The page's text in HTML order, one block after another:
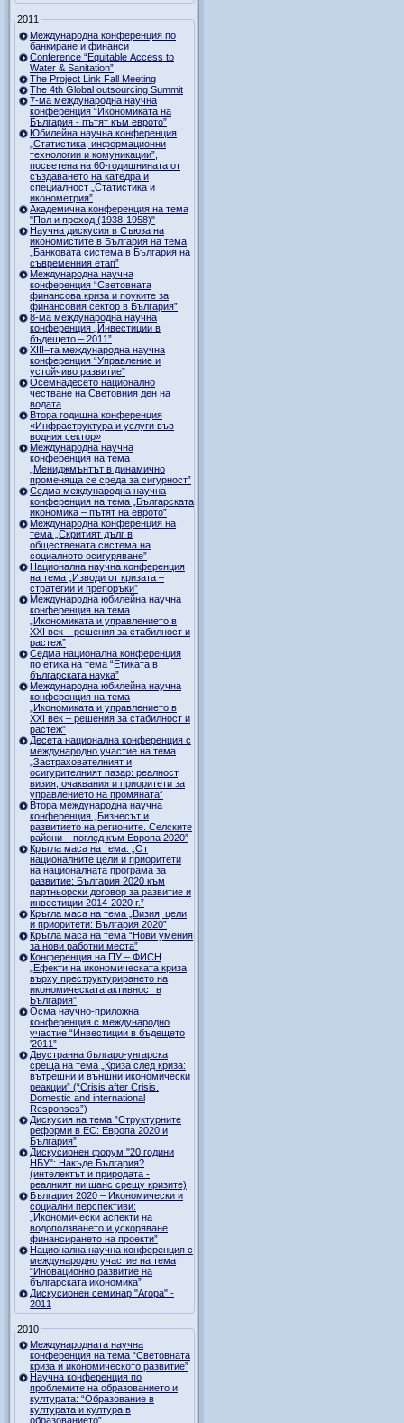
2011
Международна конференция по
банкиране и финанси
Conference “Equitable Access to
Water & Sanitation”
The Project Link Fall Meeting
The 4th Global outsourcing Summit
7-ма международна научна
конференция “Икономиката на
България - пътят към еврото”
Юбилейна научна конференция
„Статистика, информационни
технологии и комуникации”,
посветена на 60-годишнината от
създаването на катедра и
специалност „Статистика и
иконометрия”
Академична конференция на тема
"Пол и преход (1938-1958)"
Научна дискусия в Съюза на
икономистите в България на тема
„Банковата система в България на
съвременния етап”
Международна научна
конференция “Световната
финансова криза и поуките за
финансовия сектор в България”
8-ма международна научна
конференция „Инвестиции в
бъдещето – 2011”
ХІІІ–та международна научна
конференция “Управление и
устойчиво развитие”
Осемнадесето национално
честване на Световния ден на
водата
Втора годишна конференция
«Инфраструктура и услуги във
водния сектор»
Международна научна
конференция на тема
„Мениджмънтът в динамично
променяща се среда за сигурност”
Седма международна научна
конференция на тема „Българската
икономика – пътят на еврото”
Международна конференция на
тема „Скритият дълг в
обществената система на
социалното осигуряване”
Национална научна конференция
на тема „Изводи от кризата –
стратегии и препоръки”
Международна юбилейна научна
конференция на тема
„Икономиката и управлението в
ХХI век – решения за стабилност и
растеж”
Седма национална конференция
по етика на тема “Етиката в
българската наука”
Международна юбилейна научна
конференция на тема
„Икономиката и управлението в
ХХI век – решения за стабилност и
растеж”
Десета национална конференция с
международно участие на тема
„Застрахователният и
осигурителният пазар: реалност,
визия, очаквания и приоритети за
управлението на промяната”
Втора международна научна
конференция „Бизнесът и
развитието на регионите. Селските
райони – поглед към Европа 2020”
Кръгла маса на тема: „От
националните цели и приоритети
на националната програма за
развитие: България 2020 към
партньорски договор за развитие и
инвестиции 2014-2020 г.”
Кръгла маса на тема „Визия, цели
и приоритети: България 2020”
Кръгла маса на тема “Нови умения
за нови работни места”
Конференция на ПУ – ФИСН
„Ефекти на икономическата криза
върху преструктурирането на
икономическата активност в
България”
Осма научно-приложна
конференция с международно
участие “Инвестиции в бъдещето
'2011”
Двустранна българо-унгарска
среща на тема „Криза след криза:
вътрешни и външни икономически
реакции” (“Crisis after Crisis.
Domestic and international
Responses”)
Дискусия на тема ”Структурните
реформи в ЕС: Европа 2020 и
България”
Дискусионен форум "20 години
НБУ": Накъде България?
(интелектът и природата -
реалният ни шанс срещу кризите)
България 2020 – Икономически и
социални перспективи:
„Икономически аспекти на
водоползването и ускоряване
финансирането на проекти”
Национална научна конференция с
международно участие на тема
“Иновационно развитие на
българската икономика”
Дискусионен семинар "Агора" -
2011
2010
Международната научна
конференция на тема “Световната
криза и икономическото развитие”
Научна конференция по
проблемите на образованието и
културата: “Образование в
културата и култура в
образованието”